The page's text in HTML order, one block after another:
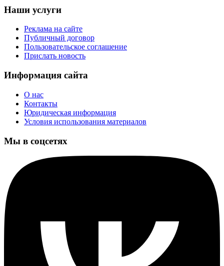
Наши услуги
Реклама на сайте
Публичный договор
Пользовательское соглашение
Прислать новость
Информация сайта
О нас
Контакты
Юридическая информация
Условия использования материалов
Мы в соцсетях